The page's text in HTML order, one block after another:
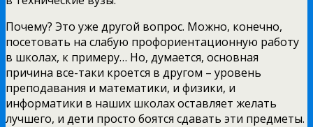
Почему? Это уже другой вопрос. Можно, конечно,
посетовать на слабую профориентационную работу
в школах, к примеру… Но, думается, основная
причина все-таки кроется в другом – уровень
преподавания и математики, и физики, и
информатики в наших школах оставляет желать
лучшего, и дети просто боятся сдавать эти предметы.